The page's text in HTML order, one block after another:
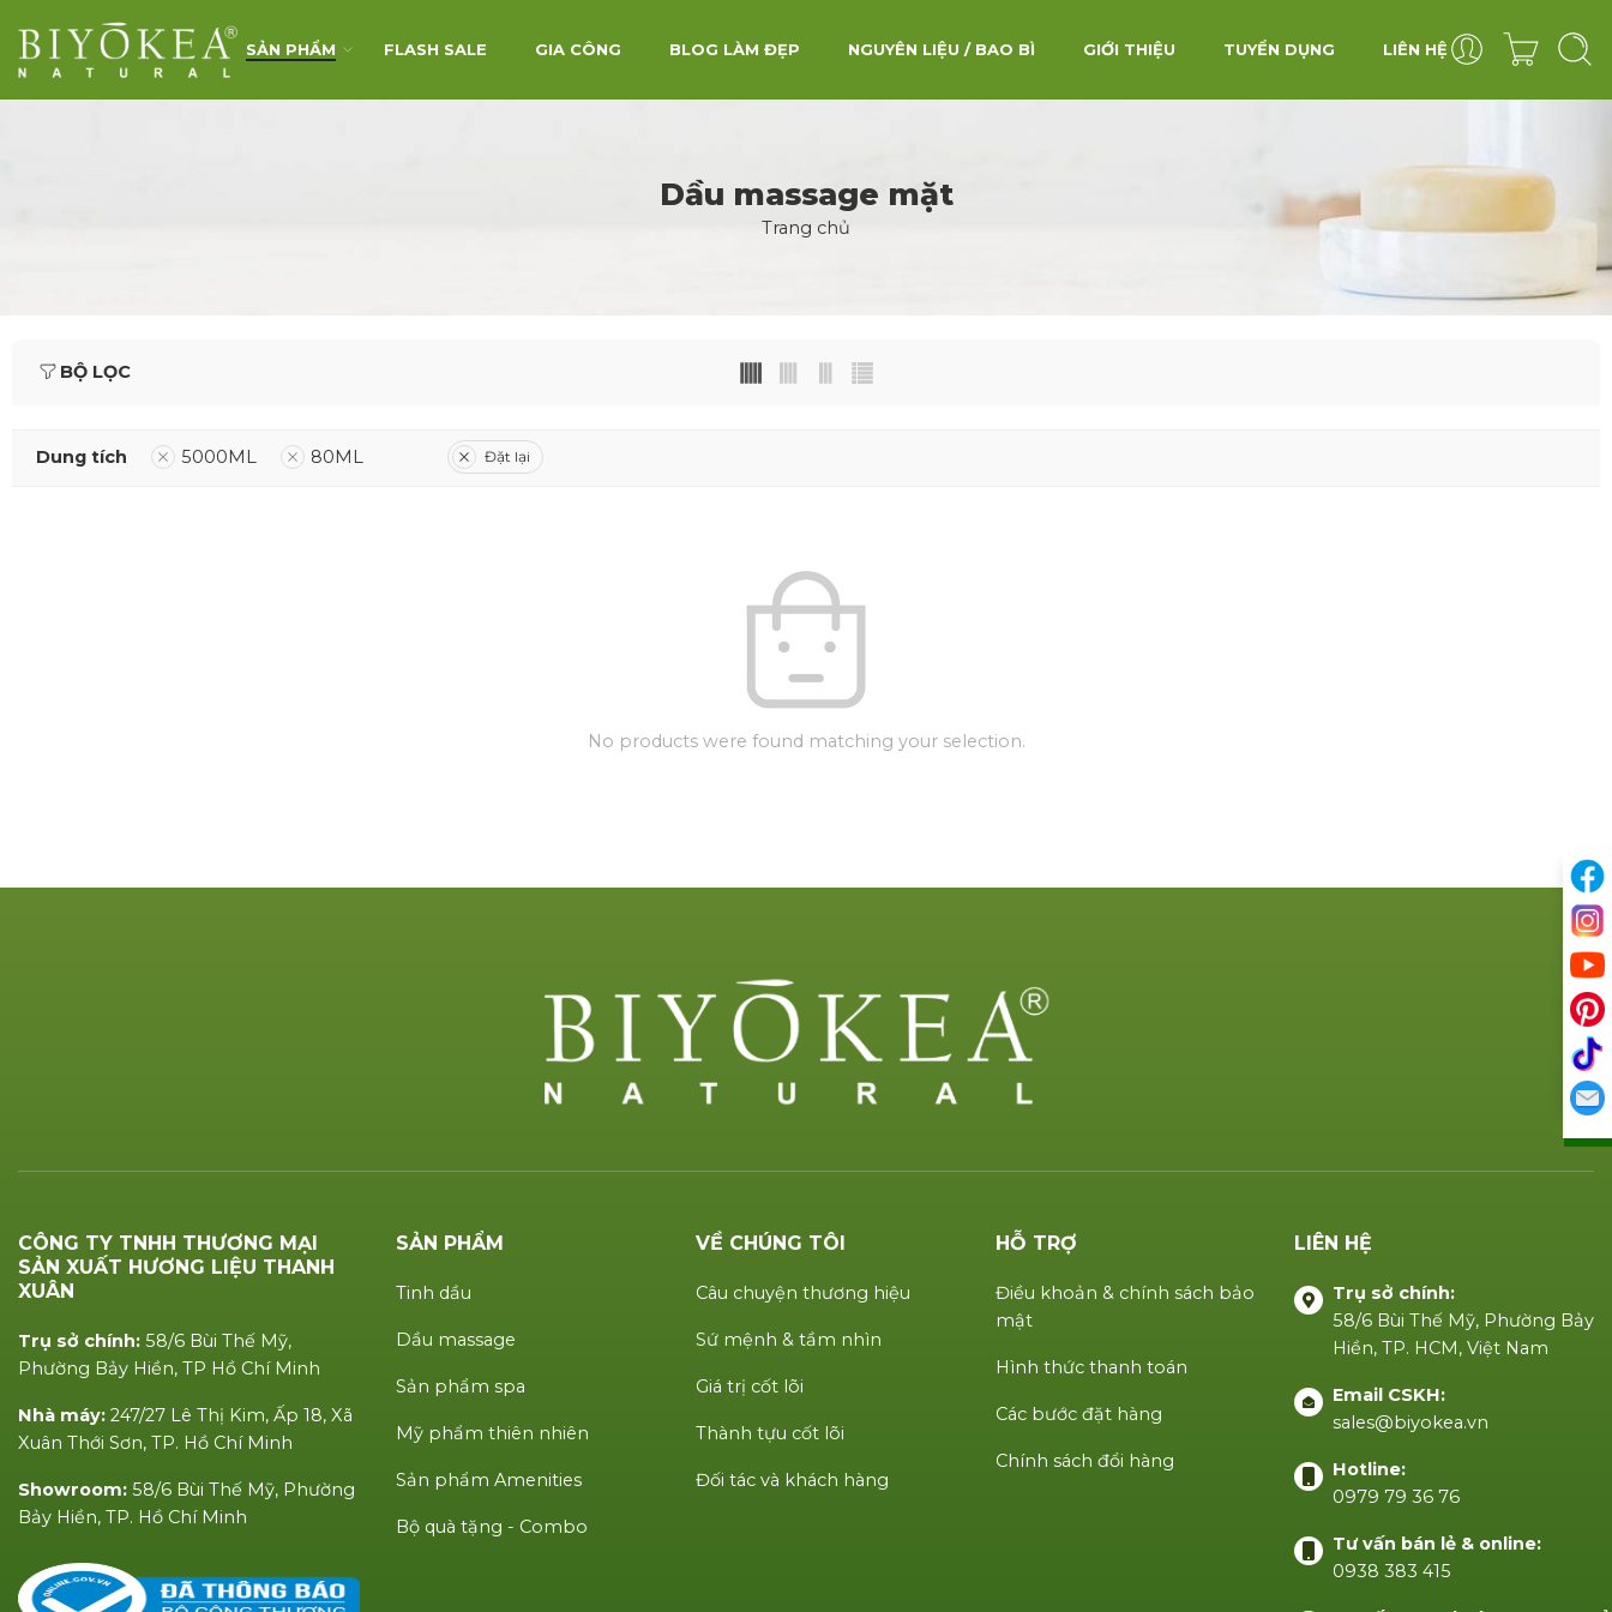
SẢN PHẨM FLASH SALE GIA CÔNG BLOG LÀM ĐẸP NGUYÊN LIỆU / BAO BÌ GIỚI THIỆU TUYỂN DỤNG LIÊN HỆ
Dầu massage mặt
Trang chủ
BỘ LỌC
Dung tích 5000ML 80ML Đặt lại
No products were found matching your selection.
CÔNG TY TNHH THƯƠNG MẠI
SẢN XUẤT HƯƠNG LIỆU THANH
XUÂN
Trụ sở chính: 58/6 Bùi Thế Mỹ,
Phường Bảy Hiền, TP Hồ Chí Minh
Nhà máy: 247/27 Lê Thị Kim, Ấp 18, Xã
Xuân Thới Sơn, TP. Hồ Chí Minh
Showroom: 58/6 Bùi Thế Mỹ, Phường
Bảy Hiền, TP. Hồ Chí Minh
SẢN PHẨM
Tinh dầu
Dầu massage
Sản phẩm spa
Mỹ phẩm thiên nhiên
Sản phẩm Amenities
Bộ quà tặng - Combo
VỀ CHÚNG TÔI
Câu chuyện thương hiệu
Sứ mệnh & tầm nhìn
Giá trị cốt lõi
Thành tựu cốt lõi
Đối tác và khách hàng
HỖ TRỢ
Điều khoản & chính sách bảo
mật
Hình thức thanh toán
Các bước đặt hàng
Chính sách đổi hàng
LIÊN HỆ
Trụ sở chính:
58/6 Bùi Thế Mỹ, Phường Bảy
Hiền, TP. HCM, Việt Nam
Email CSKH:
sales@biyokea.vn
Hotline:
0979 79 36 76
Tư vấn bán lẻ & online:
0938 383 415